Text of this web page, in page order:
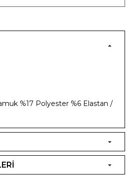
%17 Polyester %6 Elastan /